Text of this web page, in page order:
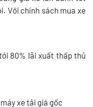
Với chính sách mua xe
80% lãi xuất thấp thủ
xe tải giá gốc